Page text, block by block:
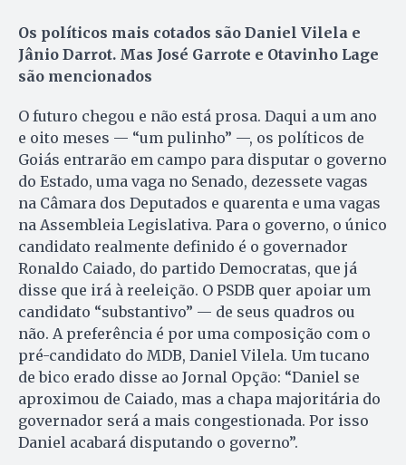
Os políticos mais cotados são Daniel Vilela e
Jânio Darrot. Mas José Garrote e Otavinho Lage
são mencionados
O futuro chegou e não está prosa. Daqui a um ano
e oito meses — “um pulinho” —, os políticos de
Goiás entrarão em campo para disputar o governo
do Estado, uma vaga no Senado, dezessete vagas
na Câmara dos Deputados e quarenta e uma vagas
na Assembleia Legislativa. Para o governo, o único
candidato realmente definido é o governador
Ronaldo Caiado, do partido Democratas, que já
disse que irá à reeleição. O PSDB quer apoiar um
candidato “substantivo” — de seus quadros ou
não. A preferência é por uma composição com o
pré-candidato do MDB, Daniel Vilela. Um tucano
de bico erado disse ao Jornal Opção: “Daniel se
aproximou de Caiado, mas a chapa majoritária do
governador será a mais congestionada. Por isso
Daniel acabará disputando o governo”.